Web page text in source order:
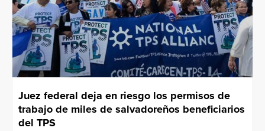
Juez federal deja en riesgo los permisos de
trabajo de miles de salvadoreños beneficiarios
del TPS